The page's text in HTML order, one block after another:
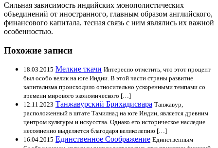
Сильная зависимость индийских монополистических
объединений от иностранного, главным образом английского,
финансового капитала, тесная связь с ним являлись их важной
особенностью.
Похожие записи
18.03.2015 Мелкие ткачи Интересно отметить, что этот процент
был особо велик на юге Индии. В этой части страны развитие
капитализма происходило относительно ускоренными темпами со
времени мирового экономического […]
12.11.2023 Танжавурский Брихадисвара Танжавур,
расположенный в штате Тамилнад на юге Индии, является древним
центром культуры и искусства. Однако его историческое наследие
несомненно выделяется благодаря великолепию […]
16.04.2015 Единственное Соображение Единственным